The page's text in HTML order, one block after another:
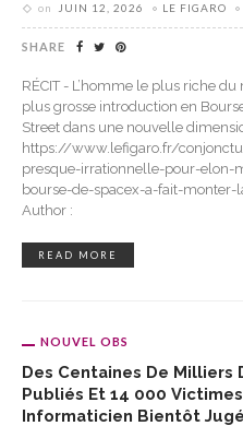
on JUIN 12, 2026 LE FIGARO
SHARE
RÉCIT - L’homme le plus riche
plus grosse introduction en
Street dans une nouvelle
https://www.lefigaro.fr/
presque-irrationnelle-pour-elon-
bourse-de-spacex-a-fait-
Author :
READ MORE
NOUVEL OBS
Des Centaines De Milliers
Publiés Et 14 000
Informaticien Bientôt Jugé